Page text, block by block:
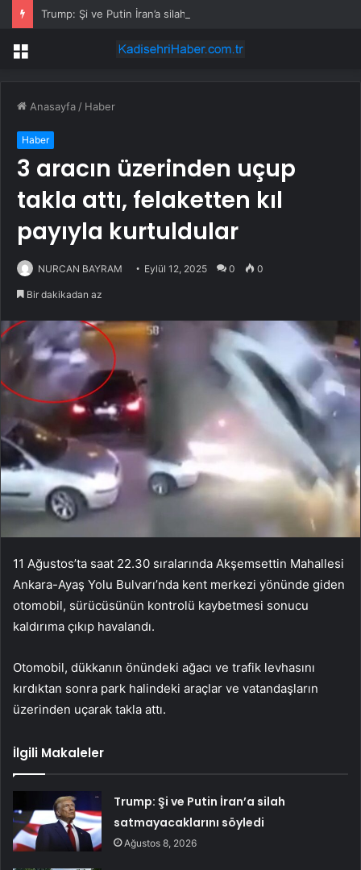
Trump: Şi ve Putin İran’a silah satmayacaklarını söyledi
Menü
Anasayfa / Haber
Haber
3 aracın üzerinden uçup
takla attı, felaketten kıl
payıyla kurtuldular
NURCAN BAYRAM Eylül 12, 2025 0 0
Bir dakikadan az
11 Ağustos’ta saat 22.30 sıralarında Akşemsettin Mahallesi
Ankara-Ayaş Yolu Bulvarı’nda kent merkezi yönünde giden
otomobil, sürücüsünün kontrolü kaybetmesi sonucu
kaldırıma çıkıp havalandı.
Otomobil, dükkanın önündeki ağacı ve trafik levhasını
kırdıktan sonra park halindeki araçlar ve vatandaşların
üzerinden uçarak takla attı.
İlgili Makaleler
Trump: Şi ve Putin İran’a silah
satmayacaklarını söyledi
Ağustos 8, 2026